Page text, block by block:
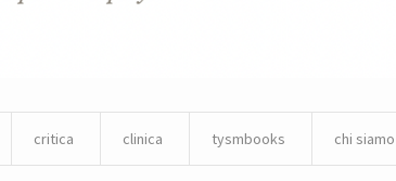
critica clinica tysmbooks chi siamo